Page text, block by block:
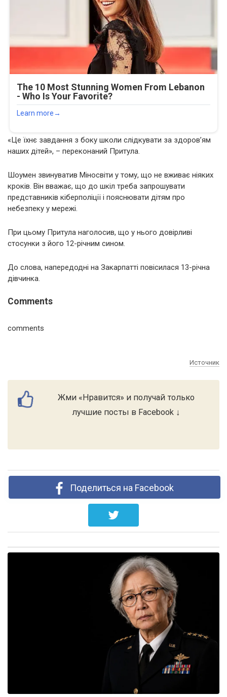
«Це їхнє завдання з боку школи слідкувати за здоров’ям
наших дітей», – переконаний Притула.
Шоумен звинуватив Міносвіти у тому, що не вживає ніяких
кроків. Він вважає, що до шкіл треба запрошувати
представників кіберполіції і пояснювати дітям про
небезпеку у мережі.
При цьому Притула наголосив, що у нього довірливі
стосунки з його 12-річним сином.
До слова, напередодні на Закарпатті повісилася 13-річна
дівчинка.
Comments
comments
Источник
Жми «Нравится» и получай только
лучшие посты в Facebook ↓
Поделиться на Facebook